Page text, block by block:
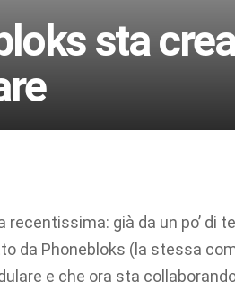
sta
recentissima: già da un po’
da Phonebloks (la stessa
e che ora sta